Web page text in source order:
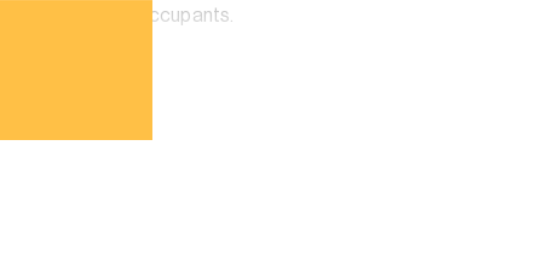
le confort des occupants.